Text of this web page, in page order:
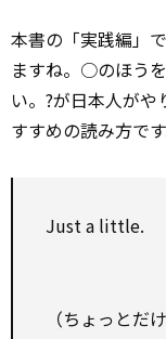
本書の「実践編」で
ますね。○のほう
い。?が日本人が
すすめの読み方です
Just a little.
（ちょっとだけ